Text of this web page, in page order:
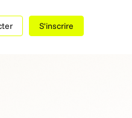
S'inscrire